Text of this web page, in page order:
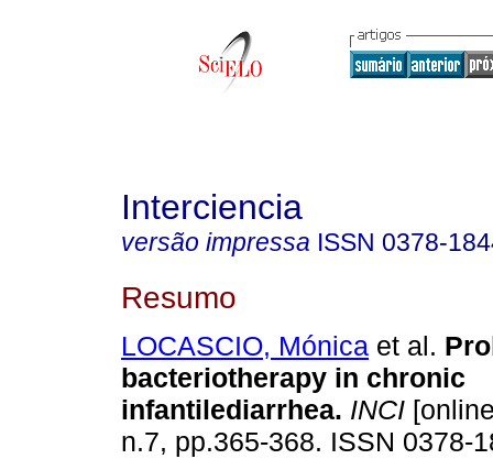
Interciencia
versão impressa ISSN 0378-
Resumo
LOCASCIO, Mónica et al.
bacteriotherapy in chronic
infantilediarrhea. INCI
n.7, pp.365-368. ISSN 0378-